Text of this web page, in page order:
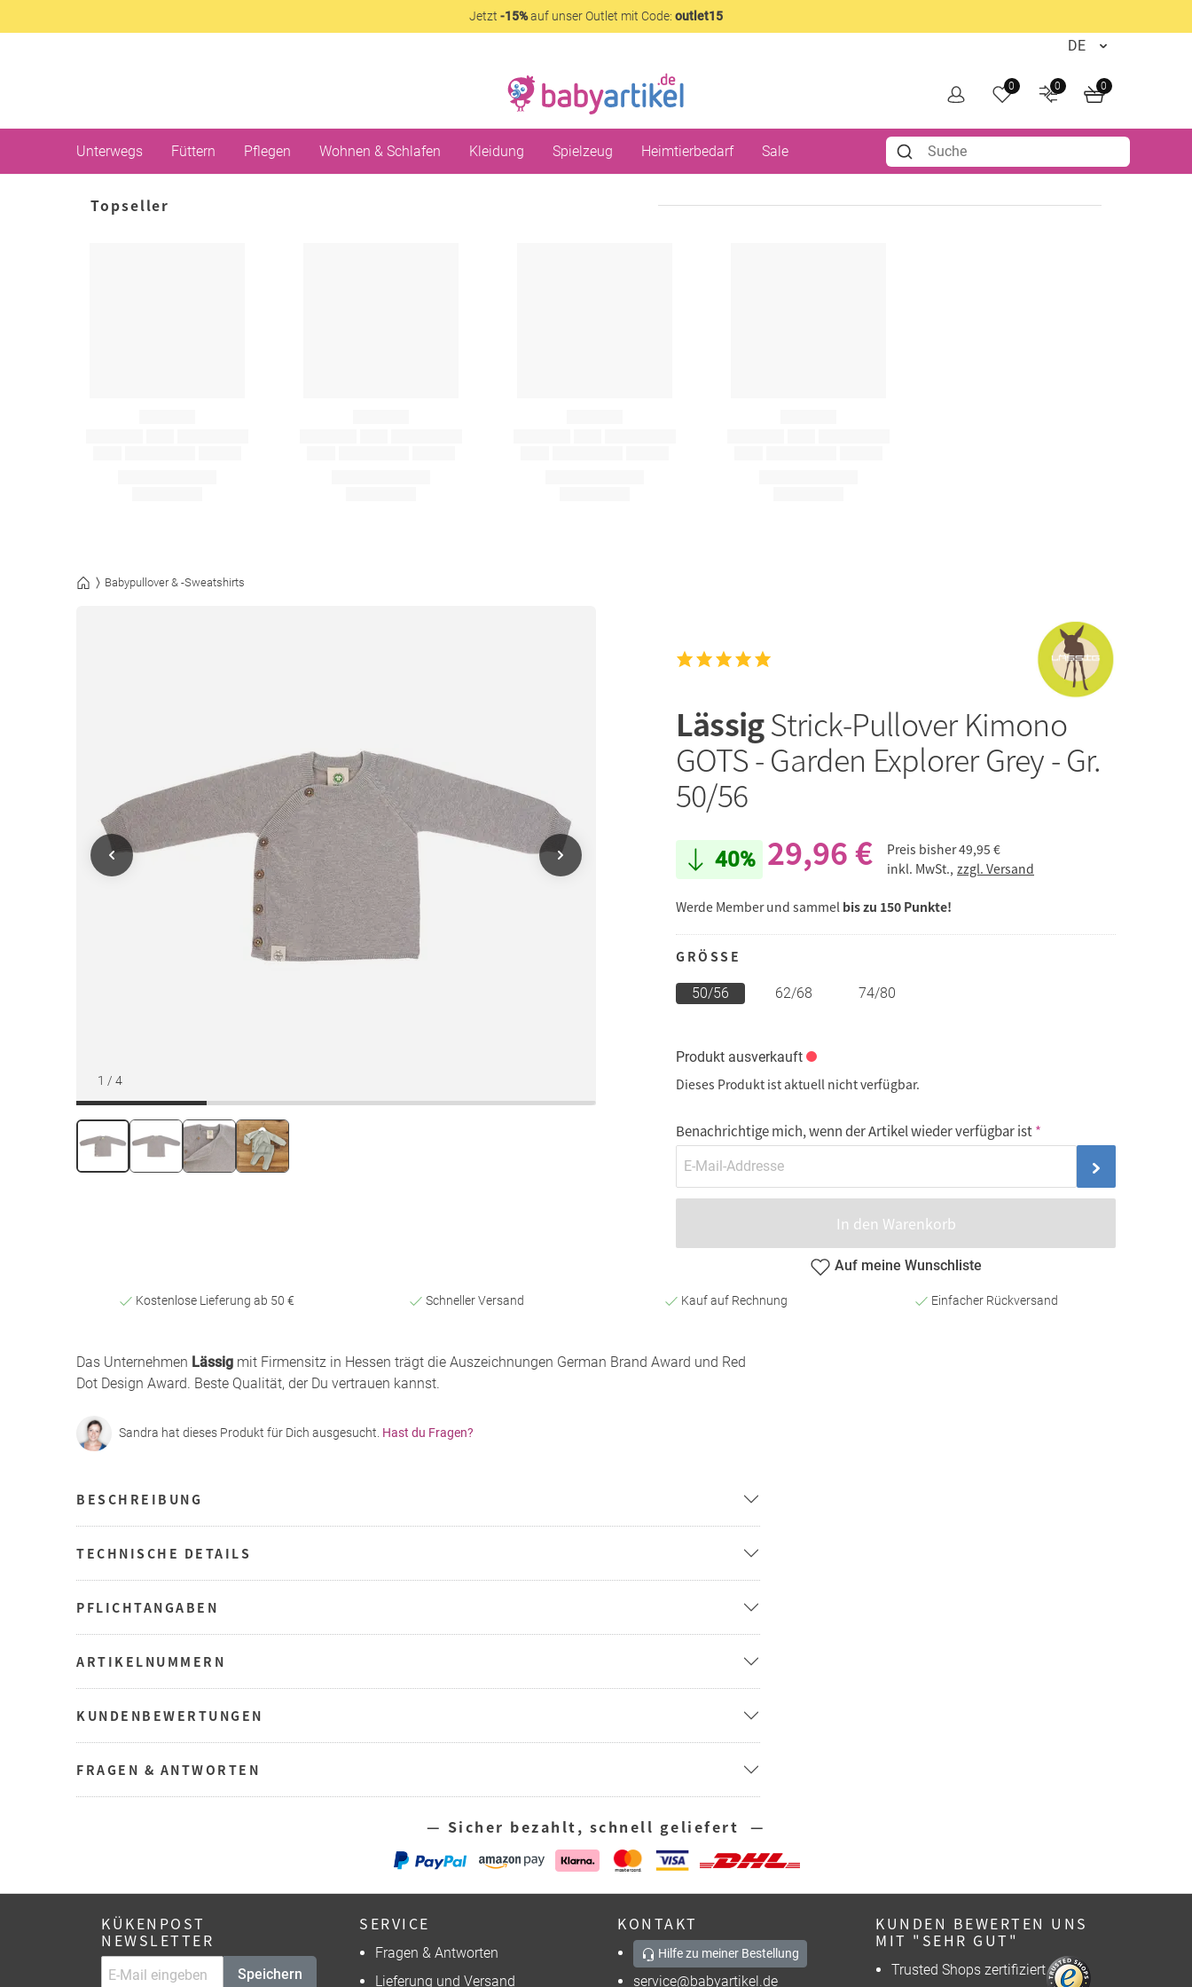
Jetzt -15%auf unser Outlet mit Code: outlet15
0 0 0
Unterwegs Füttern Pflegen Wohnen & Schlafen Kleidung Spielzeug Heimtierbedarf Sale
Topseller
Babypullover & -Sweatshirts
1 / 4
LässigStrick-Pullover Kimono
GOTS - Garden Explorer Grey - Gr.
50/56
40% 29,96 € Preis bisher49,95 €
inkl. MwSt., zzgl. Versand
Werde Member und sammel bis zu 150 Punkte!
GRÖSSE
50/56 62/68 74/80
Produkt ausverkauft
Dieses Produkt ist aktuell nicht verfügbar.
Benachrichtige mich, wenn der Artikel wieder verfügbar ist
In den Warenkorb
Auf meine Wunschliste
Kostenlose Lieferung ab 50 € Schneller Versand Kauf auf Rechnung Einfacher Rückversand
Das Unternehmen Lässig mit Firmensitz in Hessen trägt die Auszeichnungen German Brand Award und Red
Dot Design Award. Beste Qualität, der Du vertrauen kannst.
Sandra hat dieses Produkt für Dich ausgesucht. Hast du Fragen?
BESCHREIBUNG
TECHNISCHE DETAILS
PFLICHTANGABEN
ARTIKELNUMMERN
KUNDENBEWERTUNGEN
FRAGEN & ANTWORTEN
— Sicher bezahlt, schnell geliefert —
KÜKENPOST
NEWSLETTER
Speichern
SERVICE
Fragen & Antworten
Lieferung und Versand
KONTAKT
Hilfe zu meiner Bestellung
service@babyartikel.de
KUNDEN BEWERTEN UNS
MIT "SEHR GUT"
Trusted Shops zertifiziert